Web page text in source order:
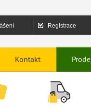
Registrace
Kontakt